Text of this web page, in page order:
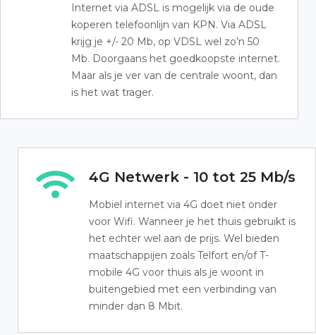
Internet via ADSL is mogelijk via de oude
koperen telefoonlijn van KPN. Via ADSL
krijg je +/- 20 Mb, op VDSL wel zo’n 50
Mb. Doorgaans het goedkoopste internet.
Maar als je ver van de centrale woont, dan
is het wat trager.
4G Netwerk - 10 tot 25 Mb/s
Mobiel internet via 4G doet niet onder
voor Wifi. Wanneer je het thuis gebruikt is
het echter wel aan de prijs. Wel bieden
maatschappijen zoals Telfort en/of T-
mobile 4G voor thuis als je woont in
buitengebied met een verbinding van
minder dan 8 Mbit.